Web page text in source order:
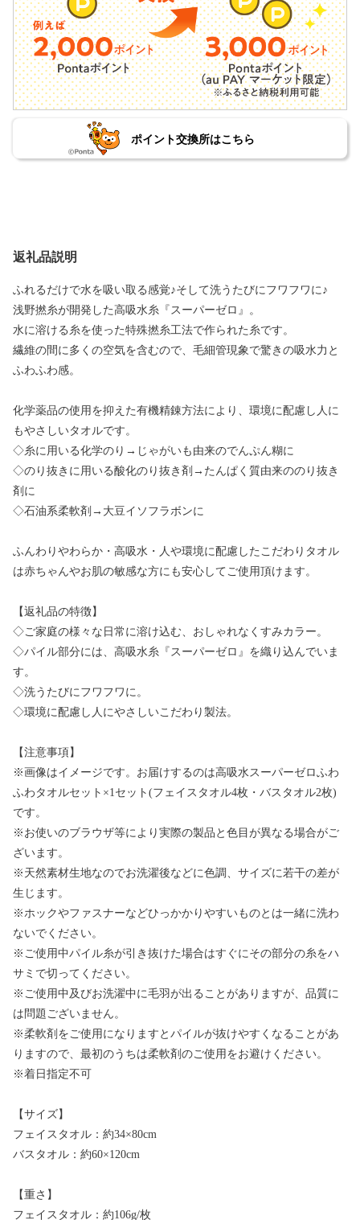
ポイント交換所はこちら
返礼品説明
ふれるだけで水を吸い取る感覚♪そして洗うたびにフワフワに♪
浅野撚糸が開発した高吸水糸『スーパーゼロ』。
水に溶ける糸を使った特殊撚糸工法で作られた糸です。
繊維の間に多くの空気を含むので、毛細管現象で驚きの吸水力と
ふわふわ感。
化学薬品の使用を抑えた有機精錬方法により、環境に配慮し人に
もやさしいタオルです。
◇糸に用いる化学のり→じゃがいも由来のでんぷん糊に
◇のり抜きに用いる酸化のり抜き剤→たんぱく質由来ののり抜き
剤に
◇石油系柔軟剤→大豆イソフラボンに
ふんわりやわらか・高吸水・人や環境に配慮したこだわりタオル
は赤ちゃんやお肌の敏感な方にも安心してご使用頂けます。
【返礼品の特徴】
◇ご家庭の様々な日常に溶け込む、おしゃれなくすみカラー。
◇パイル部分には、高吸水糸『スーパーゼロ』を織り込んでいま
す。
◇洗うたびにフワフワに。
◇環境に配慮し人にやさしいこだわり製法。
【注意事項】
※画像はイメージです。お届けするのは高吸水スーパーゼロふわ
ふわタオルセット×1セット(フェイスタオル4枚・バスタオル2枚)
です。
※お使いのブラウザ等により実際の製品と色目が異なる場合がご
ざいます。
※天然素材生地なのでお洗濯後などに色調、サイズに若干の差が
生じます。
※ホックやファスナーなどひっかかりやすいものとは一緒に洗わ
ないでください。
※ご使用中パイル糸が引き抜けた場合はすぐにその部分の糸をハ
サミで切ってください。
※ご使用中及びお洗濯中に毛羽が出ることがありますが、品質に
は問題ございません。
※柔軟剤をご使用になりますとパイルが抜けやすくなることがあ
りますので、最初のうちは柔軟剤のご使用をお避けください。
※着日指定不可
【サイズ】
フェイスタオル：約34×80cm
バスタオル：約60×120cm
【重さ】
フェイスタオル：約106g/枚